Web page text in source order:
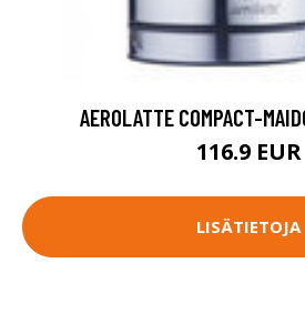
AEROLATTE COMPACT-
116.9 EUR
LISÄTIETOJA